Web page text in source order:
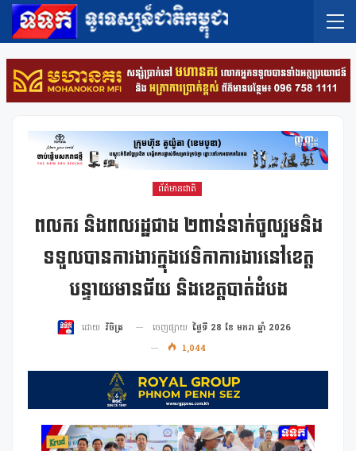
ព័ត៌មានជាតិ
ពលករ និងពលរដ្ឋជាង ២ពាន់នាក់ចូលរួមនិង
ទទួលបានការងារក្នុងវេទិកាការងារនៅខេត្ត
បន្ទាយមានជ័យ និងខេត្តបាត់ដំបង
ដោយ វិចិត្រ ចេញផ្សាយ ថ្ងៃទី 28 ខែ មករា ឆ្នាំ 2026
1,044